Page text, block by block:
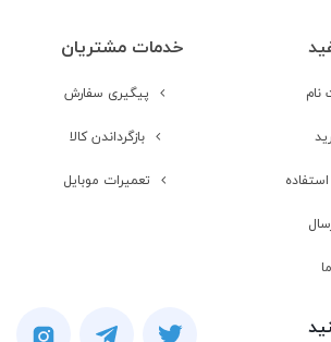
نام
خدمات مشتریان
پیگیری سفارش
بازگرداندن کالا
تعمیرات موبایل